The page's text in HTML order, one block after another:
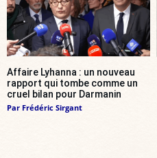
Affaire Lyhanna : un nouveau
rapport qui tombe comme un
cruel bilan pour Darmanin
Par Frédéric Sirgant